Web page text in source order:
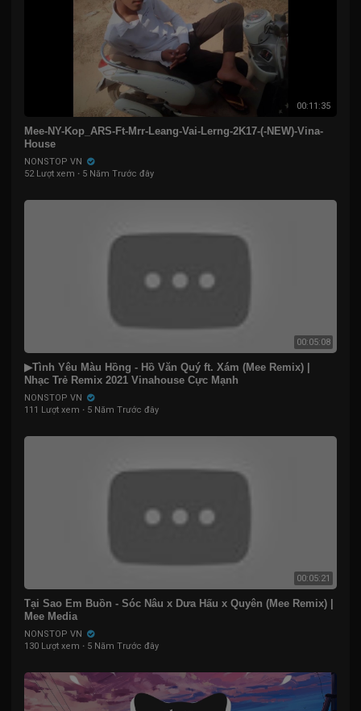
00:11:35
Mee-NY-Kop_ARS-Ft-Mrr-Leang-Vai-Lerng-2K17-(-NEW)-Vina-
House
NONSTOP VN
52 Lượt xem · 5 Năm Trước đây
00:05:08
▶Tình Yêu Màu Hồng - Hồ Văn Quý ft. Xám (Mee Remix) |
Nhạc Trẻ Remix 2021 Vinahouse Cực Mạnh
NONSTOP VN
111 Lượt xem · 5 Năm Trước đây
00:05:21
Tại Sao Em Buồn - Sóc Nâu x Dưa Hấu x Quyên (Mee Remix) |
Mee Media
NONSTOP VN
130 Lượt xem · 5 Năm Trước đây